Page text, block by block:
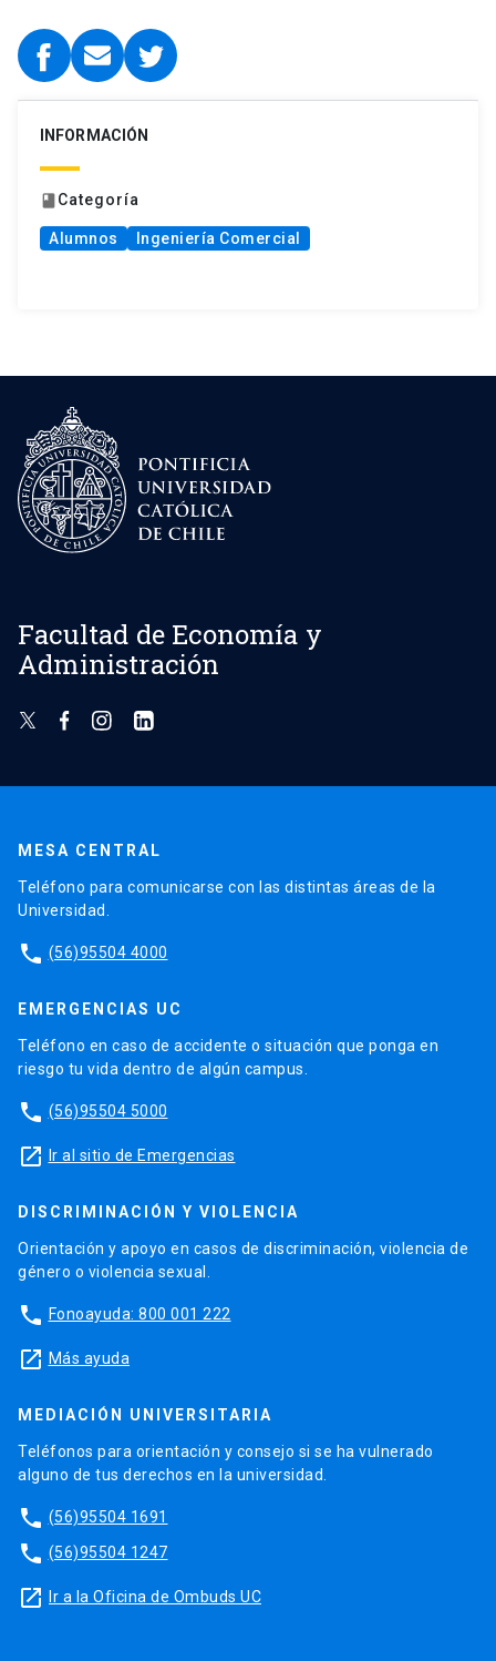
INFORMACIÓN
bookCategoría
Alumnos Ingeniería Comercial
Facultad de Economía y
Administración
MESA CENTRAL
Teléfono para comunicarse con las distintas áreas de la
Universidad.
phone (56)95504 4000
EMERGENCIAS UC
Teléfono en caso de accidente o situación que ponga en
riesgo tu vida dentro de algún campus.
phone (56)95504 5000
launch Ir al sitio de Emergencias
DISCRIMINACIÓN Y VIOLENCIA
Orientación y apoyo en casos de discriminación, violencia de
género o violencia sexual.
phone Fonoayuda: 800 001 222
launch Más ayuda
MEDIACIÓN UNIVERSITARIA
Teléfonos para orientación y consejo si se ha vulnerado
alguno de tus derechos en la universidad.
phone (56)95504 1691
phone (56)95504 1247
launch Ir a la Oficina de Ombuds UC